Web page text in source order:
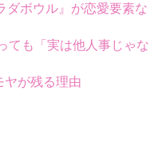
ダボウル』が恋愛要素な
ても「実は他人事じゃな
が残る理由